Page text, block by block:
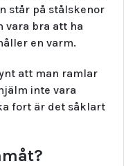
står på stålskenor
vara bra att ha
en varm.
att man ramlar
inte vara
fort är det såklart